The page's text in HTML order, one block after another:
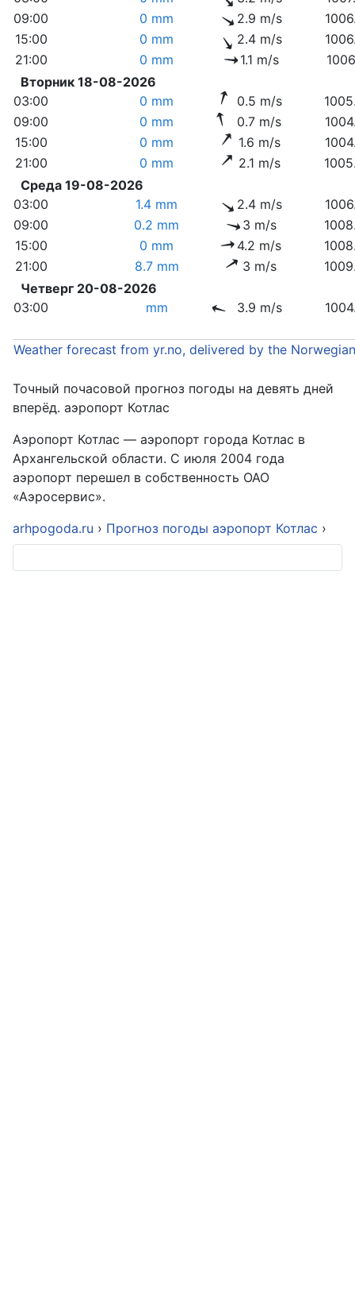
09:00
0 mm 2.9 m/s
15:00
0 mm 2.4 m/s
21:00
0 mm 1.1 m/s
Вторник 18-08-2026
03:00
0 mm 0.5 m/s
09:00
0 mm 0.7 m/s
15:00
0 mm 1.6 m/s
21:00
0 mm 2.1 m/s
Среда 19-08-2026
03:00
1.4 mm 2.4 m/s
09:00
0.2 mm 3 m/s
15:00
0 mm 4.2 m/s
21:00
8.7 mm 3 m/s
Четверг 20-08-2026
03:00
mm 3.9 m/s
Weather forecast from yr.no, delivered by the
Точный почасовой прогноз погоды на девять дней
вперёд. аэропорт Котлас
Аэропорт Котлас — аэропорт города Котлас в
Архангельской области. С июля 2004 года
аэропорт перешел в собственность ОАО
«Аэросервис».
arhpogoda.ru › Прогноз погоды аэропорт Котлас ›